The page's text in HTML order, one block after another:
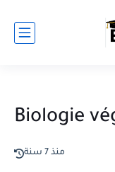
Biologie
منذ 7 سنة